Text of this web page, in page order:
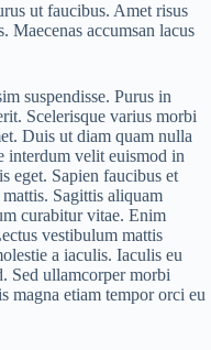
ut faucibus. Amet risus
Maecenas accumsan lacus
suspendisse. Purus in
Scelerisque varius morbi
Duis ut diam quam nulla
interdum velit euismod in
eget. Sapien faucibus et
Sagittis aliquam
curabitur vitae. Enim
vestibulum mattis
a iaculis. Iaculis eu
Sed ullamcorper morbi
magna etiam tempor orci eu